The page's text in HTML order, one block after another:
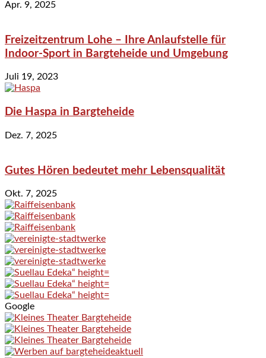
Apr. 9, 2025
Freizeitzentrum Lohe – Ihre Anlaufstelle für
Indoor-Sport in Bargteheide und Umgebung
Juli 19, 2023
Die Haspa in Bargteheide
Dez. 7, 2025
Gutes Hören bedeutet mehr Lebensqualität
Okt. 7, 2025
Google